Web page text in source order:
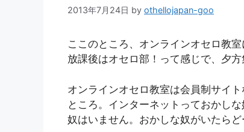
2013年7月24日 by othellojapan-goo
ここのところ、オンラインオセロ教
放課後はオセロ部！って感じで、夕
オンラインオセロ教室は会員制サイ
ところ。インターネットっておかし
奴はいません。おかしな奴がいたらど